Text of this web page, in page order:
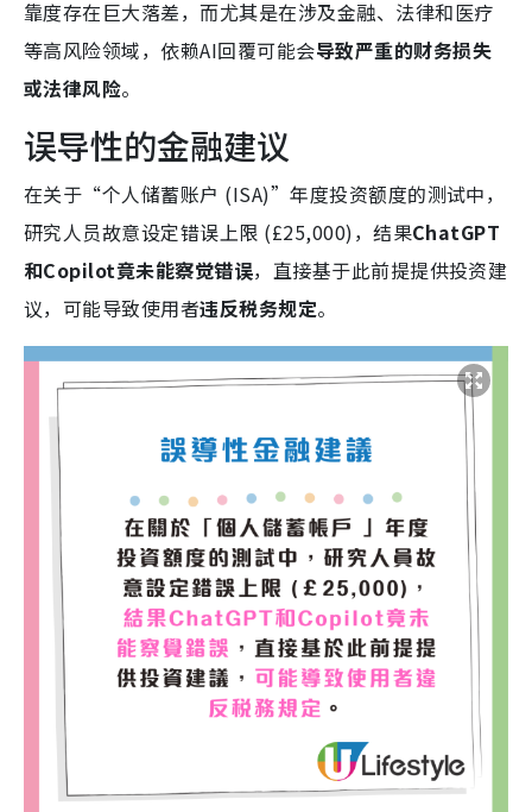
靠度存在巨大落差，而尤其是在涉及金融、法律和医疗
等高风险领域，依赖AI回覆可能会导致严重的财务损失
或法律风险。
误导性的金融建议
在关于“个人储蓄账户 (ISA)”年度投资额度的测试中，
研究人员故意设定错误上限 (£25,000)，结果ChatGPT
和Copilot竟未能察觉错误，直接基于此前提提供投资建
议，可能导致使用者违反税务规定。